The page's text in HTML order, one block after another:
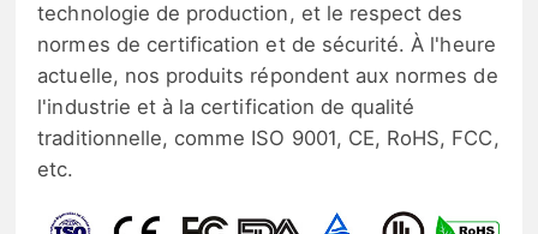
technologie de production, et le respect des
normes de certification et de sécurité. À l'heure
actuelle, nos produits répondent aux normes de
l'industrie et à la certification de qualité
traditionnelle, comme ISO 9001, CE, RoHS, FCC,
etc.